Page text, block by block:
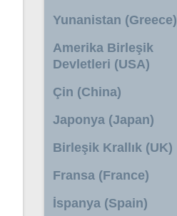
Yunanistan (Greece)
Amerika Birleşik
Devletleri (USA)
Çin (China)
Japonya (Japan)
Birleşik Krallık (UK)
Fransa (France)
İspanya (Spain)